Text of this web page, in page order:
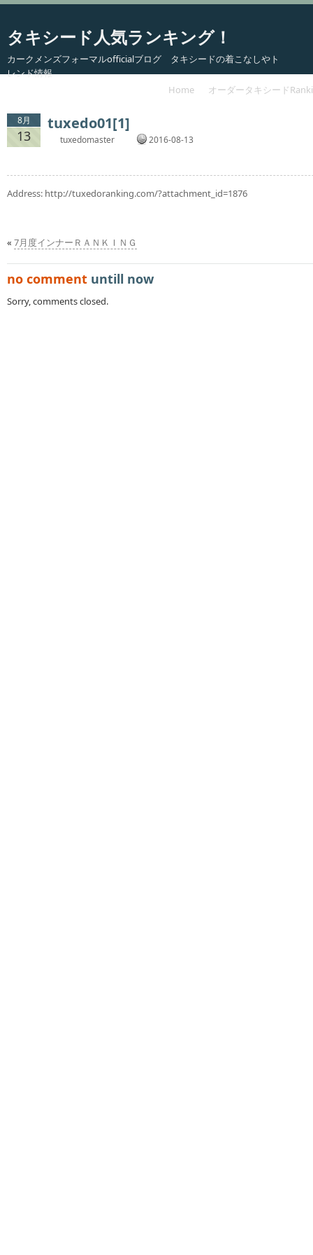
タキシード人気ランキング！
カークメンズフォーマルofficialブログ タキシードの着こなしやト
レンド情報
Home
オーダータキシード
8月
13
tuxedo01[1]
tuxedomaster 2016-08-13
Address: http://tuxedoranking.com/?attachment_id=1876
« 7月度インナーＲＡＮＫＩＮＧ
no comment untill now
Sorry, comments closed.